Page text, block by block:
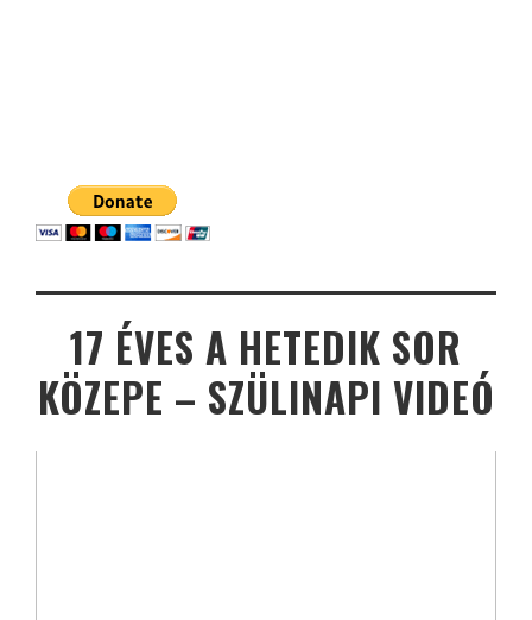
17 ÉVES A HETEDIK SOR
KÖZEPE – SZÜLINAPI VIDEÓ